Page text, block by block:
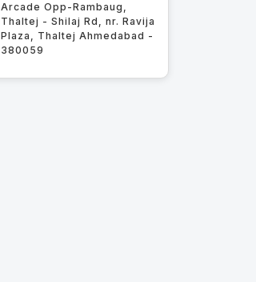
Arcade Opp-Rambaug,
Thaltej - Shilaj Rd, nr. Ravija
Plaza, Thaltej Ahmedabad -
380059